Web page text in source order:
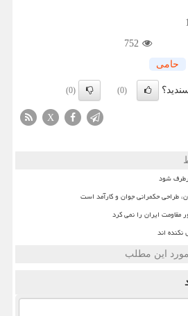
752
حامی
(0)
(0)
X
شود
طراحی حکمرانی جوان و کارآمد است
ایران را نمی کرد
اند
مورد این مطلب